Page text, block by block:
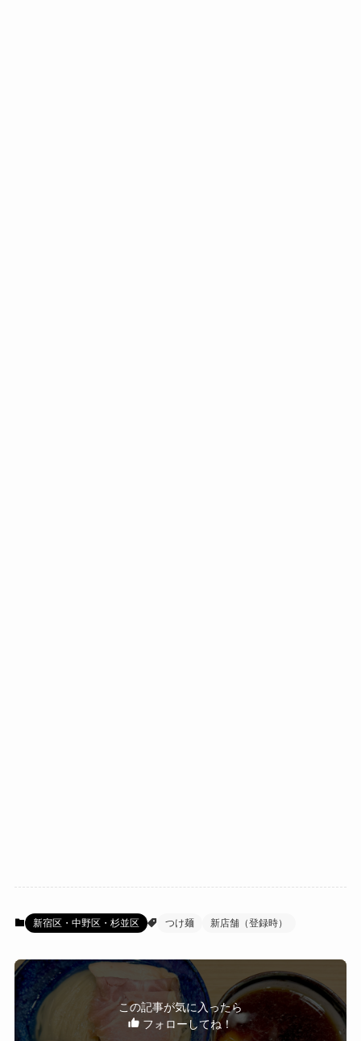
新宿区・中野区・杉並区 つけ麺 新店舗（登録時）
この記事が気に入ったら
フォローしてね！